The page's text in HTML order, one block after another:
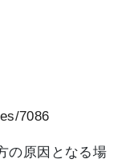
7086
の原因となる場